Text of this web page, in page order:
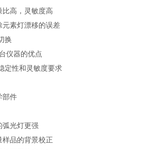
比高，灵敏度高
元素灯漂移的误差
换
仪器的优点
定性和灵敏度要求
部件
弧光灯更强
样品的背景校正